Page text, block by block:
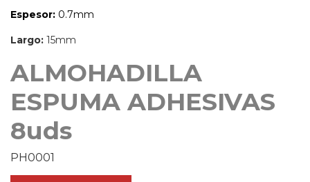
Espesor: 0.7mm
Largo: 15mm
ALMOHADILLA
ESPUMA ADHESIVAS
8uds
PH0001